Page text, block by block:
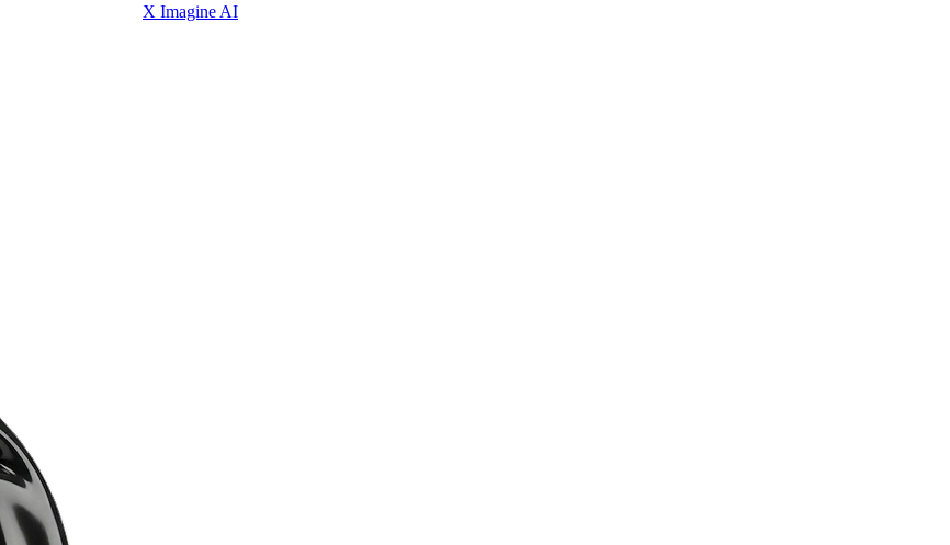
X Imagine AI